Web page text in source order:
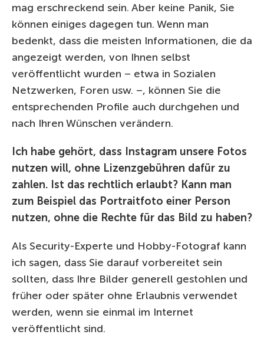
mag erschreckend sein. Aber keine Panik, Sie
können einiges dagegen tun. Wenn man
bedenkt, dass die meisten Informationen, die da
angezeigt werden, von Ihnen selbst
veröffentlicht wurden – etwa in Sozialen
Netzwerken, Foren usw. –, können Sie die
entsprechenden Profile auch durchgehen und
nach Ihren Wünschen verändern.
Ich habe gehört, dass Instagram unsere Fotos
nutzen will, ohne Lizenzgebühren dafür zu
zahlen. Ist das rechtlich erlaubt? Kann man
zum Beispiel das Portraitfoto einer Person
nutzen, ohne die Rechte für das Bild zu haben?
Als Security-Experte und Hobby-Fotograf kann
ich sagen, dass Sie darauf vorbereitet sein
sollten, dass Ihre Bilder generell gestohlen und
früher oder später ohne Erlaubnis verwendet
werden, wenn sie einmal im Internet
veröffentlicht sind.